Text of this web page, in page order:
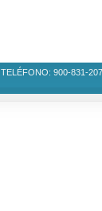
TELÉFONO: 900-831-207